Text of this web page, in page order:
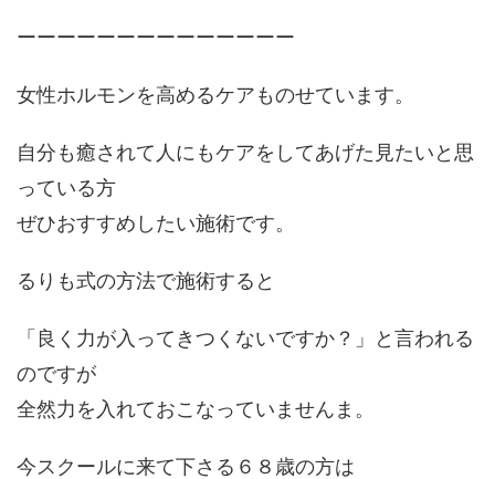
ーーーーーーーーーーーーーー
女性ホルモンを高めるケアものせています。
自分も癒されて人にもケアをしてあげた見たいと思
っている方
ぜひおすすめしたい施術です。
るりも式の方法で施術すると
「良く力が入ってきつくないですか？」と言われる
のですが
全然力を入れておこなっていませんま。
今スクールに来て下さる６８歳の方は